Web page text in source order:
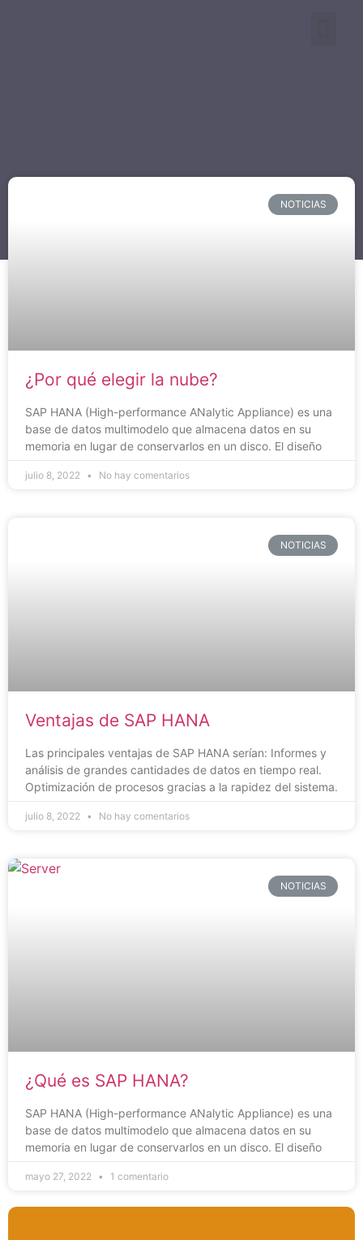
NOTICIAS
¿Por qué elegir la nube?
SAP HANA (High-performance ANalytic Appliance) es una
base de datos multimodelo que almacena datos en su
memoria en lugar de conservarlos en un disco. El diseño
julio 8, 2022 No hay comentarios
NOTICIAS
Ventajas de SAP HANA
Las principales ventajas de SAP HANA serían: Informes y
análisis de grandes cantidades de datos en tiempo real.
Optimización de procesos gracias a la rapidez del sistema.
julio 8, 2022 No hay comentarios
NOTICIAS
¿Qué es SAP HANA?
SAP HANA (High-performance ANalytic Appliance) es una
base de datos multimodelo que almacena datos en su
memoria en lugar de conservarlos en un disco. El diseño
mayo 27, 2022 1 comentario